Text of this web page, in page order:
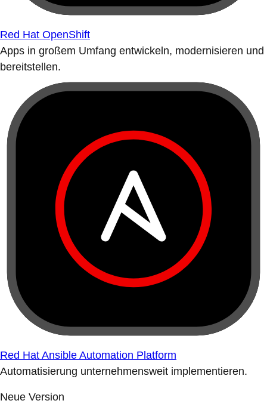
Red Hat OpenShift
Apps in großem Umfang entwickeln, modernisieren und
bereitstellen.
Red Hat Ansible Automation Platform
Automatisierung unternehmensweit implementieren.
Neue Version